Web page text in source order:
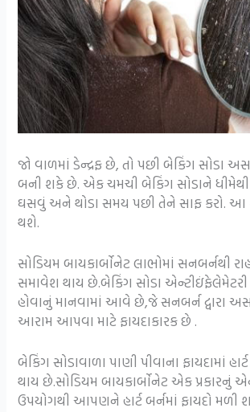
જો વાળમાં ડેન્દ્રફ છે, તો પછી બેકિંગ સોડા
બની શકે છે. એક ચમચી બેકિંગ સોડાને ધીમેથી
ઘસવું અને થોડા સમય પછી તેને સાફ કરો. આ
થશે.
સોડિયમ બાયકાર્બોનેટ લાભોમાં સનબર્નથી
સમાવેશ થાય છે.બેકિંગ સોડા એન્ટીઇંફેલેમેટરી
હોવાનું માનવામાં આવે છે,જે સનબર્ન દ્વારા
આરામ આપવા માટે ફાયદાકારક છે .
બેકિંગ સોડાવાળા પાણી પીવાના ફાયદામાં
થાય છે.સોડિયમ બાયકાર્બોનેટ એક પ્રકારનું
ઉપયોગથી આપણને હાર્ટ બર્નમાં ફાયદો મળી